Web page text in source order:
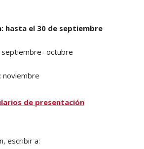
hasta el 30 de septiembre
septiembre- octubre
noviembre
de presentación
escribir a: